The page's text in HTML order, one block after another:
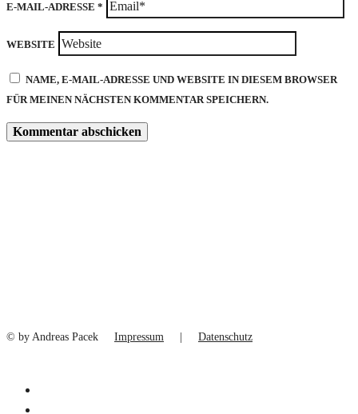
E-MAIL-ADRESSE *
WEBSITE
NAME, E-MAIL-ADRESSE UND WEBSITE IN DIESEM BROWSER
FÜR MEINEN NÄCHSTEN KOMMENTAR SPEICHERN.
© by Andreas Pacek Impressum Datenschutz